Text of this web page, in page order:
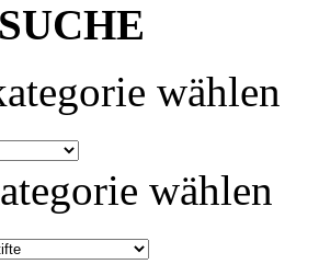
wählen
wählen